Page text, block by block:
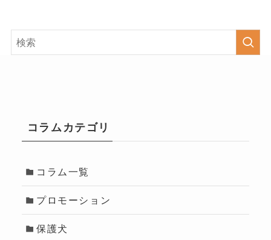
コラムカテゴリ
コラム一覧
プロモーション
保護犬